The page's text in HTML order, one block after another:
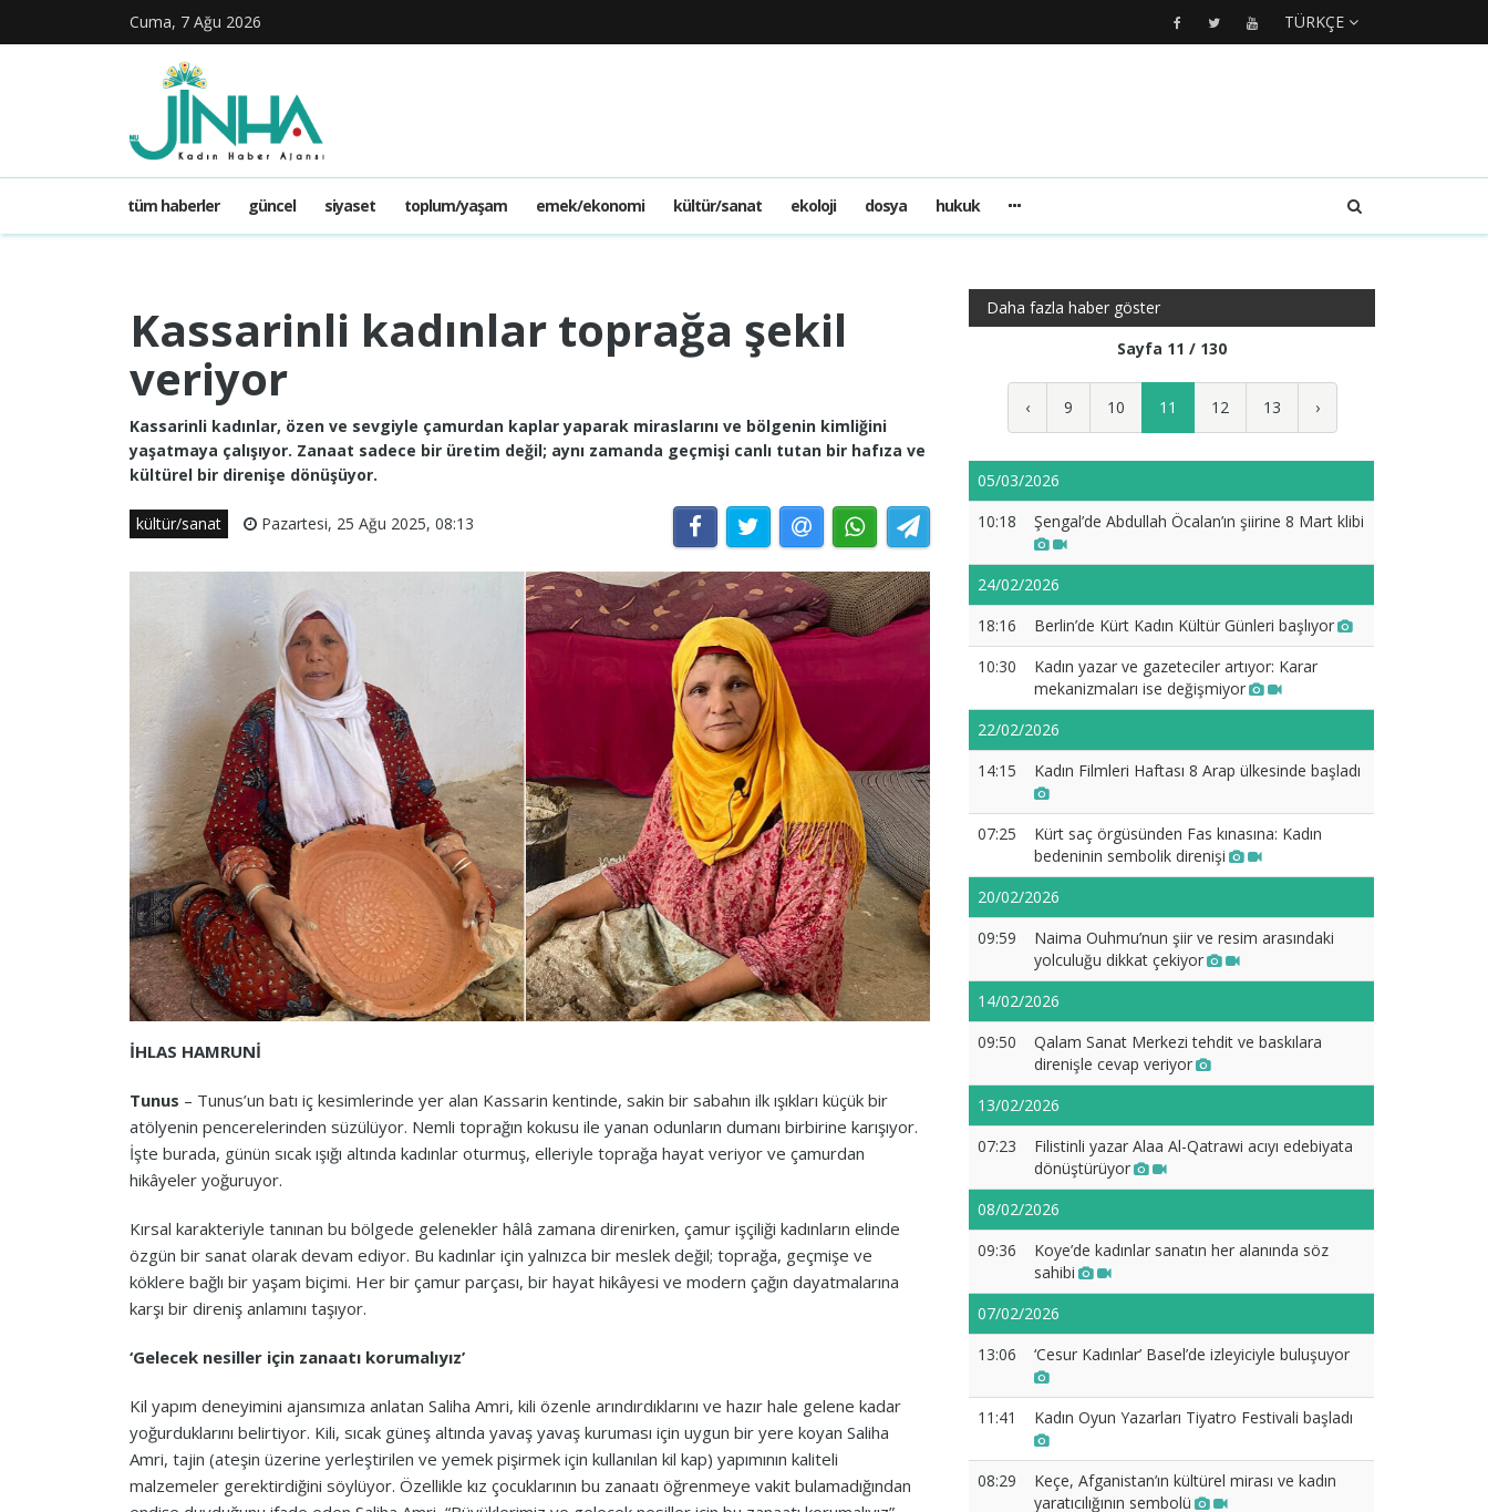
Cuma, 7 Ağu 2026 TÜRKÇE
tüm haberler güncel siyaset toplum/yaşam emek/ekonomi kültür/sanat ekoloji dosya hukuk
Kassarinli kadınlar toprağa şekil
veriyor
Kassarinli kadınlar, özen ve sevgiyle çamurdan kaplar yaparak miraslarını ve bölgenin kimliğini
yaşatmaya çalışıyor. Zanaat sadece bir üretim değil; aynı zamanda geçmişi canlı tutan bir hafıza ve
kültürel bir direnişe dönüşüyor.
kültür/sanat Pazartesi, 25 Ağu 2025, 08:13
İHLAS HAMRUNİ
Tunus – Tunus’un batı iç kesimlerinde yer alan Kassarin kentinde, sakin bir sabahın ilk ışıkları küçük bir
atölyenin pencerelerinden süzülüyor. Nemli toprağın kokusu ile yanan odunların dumanı birbirine karışıyor.
İşte burada, günün sıcak ışığı altında kadınlar oturmuş, elleriyle toprağa hayat veriyor ve çamurdan
hikâyeler yoğuruyor.
Kırsal karakteriyle tanınan bu bölgede gelenekler hâlâ zamana direnirken, çamur işçiliği kadınların elinde
özgün bir sanat olarak devam ediyor. Bu kadınlar için yalnızca bir meslek değil; toprağa, geçmişe ve
köklere bağlı bir yaşam biçimi. Her bir çamur parçası, bir hayat hikâyesi ve modern çağın dayatmalarına
karşı bir direniş anlamını taşıyor.
‘Gelecek nesiller için zanaatı korumalıyız’
Kil yapım deneyimini ajansımıza anlatan Saliha Amri, kili özenle arındırdıklarını ve hazır hale gelene kadar
yoğurduklarını belirtiyor. Kili, sıcak güneş altında yavaş yavaş kuruması için uygun bir yere koyan Saliha
Amri, tajin (ateşin üzerine yerleştirilen ve yemek pişirmek için kullanılan kil kap) yapımının kaliteli
malzemeler gerektirdiğini söylüyor. Özellikle kız çocuklarının bu zanaatı öğrenmeye vakit bulamadığından
Daha fazla haber göster
Sayfa 11 / 130
‹ 9 10 11 12 13 ›
05/03/2026
10:18
Şengal’de Abdullah Öcalan’ın şiirine 8 Mart klibi
24/02/2026
18:16
Berlin’de Kürt Kadın Kültür Günleri başlıyor
10:30
Kadın yazar ve gazeteciler artıyor: Karar
mekanizmaları ise değişmiyor
22/02/2026
14:15
Kadın Filmleri Haftası 8 Arap ülkesinde başladı
07:25
Kürt saç örgüsünden Fas kınasına: Kadın
bedeninin sembolik direnişi
20/02/2026
09:59
Naima Ouhmu’nun şiir ve resim arasındaki
yolculuğu dikkat çekiyor
14/02/2026
09:50
Qalam Sanat Merkezi tehdit ve baskılara
direnişle cevap veriyor
13/02/2026
07:23
Filistinli yazar Alaa Al-Qatrawi acıyı edebiyata
dönüştürüyor
08/02/2026
09:36
Koye’de kadınlar sanatın her alanında söz
sahibi
07/02/2026
13:06
‘Cesur Kadınlar’ Basel’de izleyiciyle buluşuyor
11:41 Kadın Oyun Yazarları Tiyatro Festivali başladı
08:29
Keçe, Afganistan’ın kültürel mirası ve kadın
yaratıcılığının sembolü